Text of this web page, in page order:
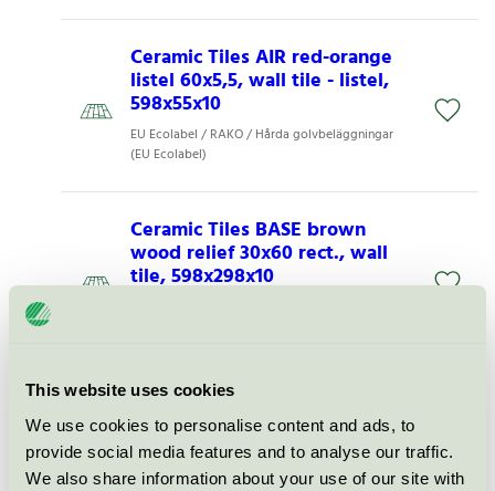
This website uses cookies
We use cookies to personalise content and ads, to
provide social media features and to analyse our traffic.
We also share information about your use of our site with
Ceramic Tiles AIR red-orange
listel 60x5,5, wall tile - listel,
598x55x10
EU Ecolabel / RAKO / Hårda golvbeläggningar
(EU Ecolabel)
Ceramic Tiles BASE brown
wood relief 30x60 rect., wall
tile, 598x298x10
Ceramic Tiles TREND grey
skirting pl. 45x8,5, tile
sintered GL-skirting pl.,
445x85x8